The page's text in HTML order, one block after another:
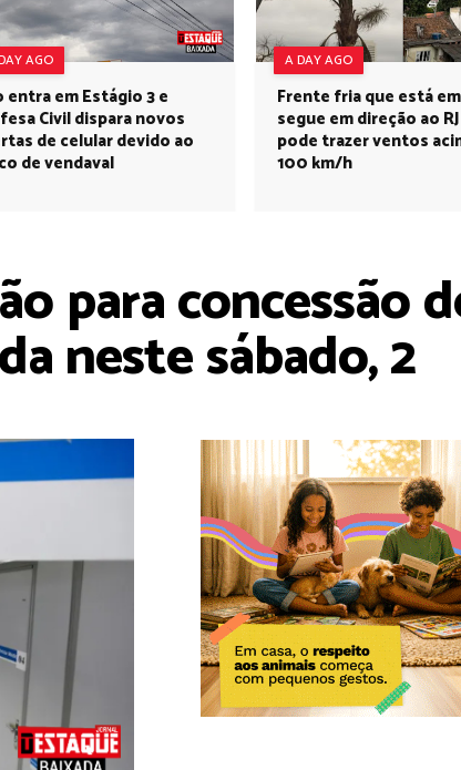
AGO
entra em Estágio 3 e
Civil dispara novos
de celular devido ao
de vendaval
A DAY AGO
Frente fria que está
segue em direção ao
pode trazer ventos
100 km/h
para concessão
neste sábado, 2